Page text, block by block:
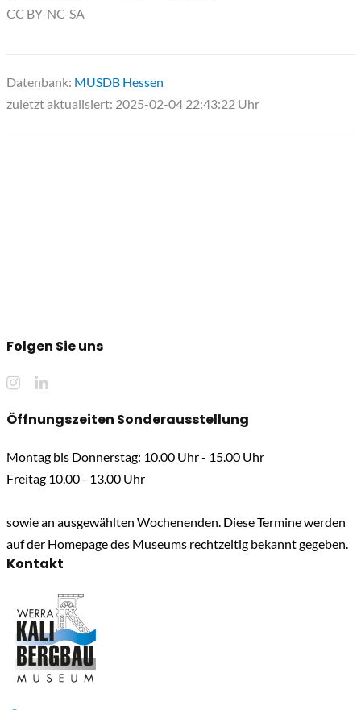
CC BY-NC-SA
Datenbank: MUSDB Hessen
zuletzt aktualisiert: 2025-02-04 22:43:22 Uhr
Folgen Sie uns
Öffnungszeiten Sonderausstellung
Montag bis Donnerstag: 10.00 Uhr - 15.00 Uhr
Freitag 10.00 - 13.00 Uhr
sowie an ausgewählten Wochenenden. Diese Termine werden
auf der Homepage des Museums rechtzeitig bekannt gegeben.
Kontakt